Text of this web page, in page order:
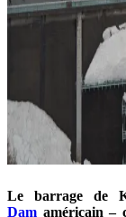
Le barrage de
Dam américain –